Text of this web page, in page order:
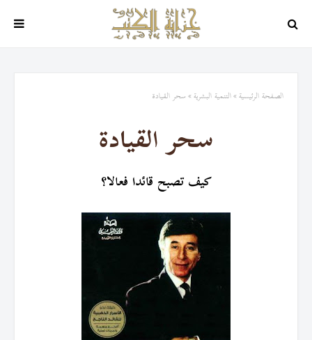
الصفحة الرئيسية التنمية البشرية سحر القيادة
سحر القيادة
كيف تصبح قائدا فعالا؟